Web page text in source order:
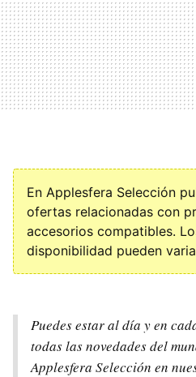
En Applesfera Selección
ofertas relacionadas con
accesorios compatibles.
disponibilidad pueden
Puedes estar al día y en
todas las novedades del
Applesfera Selección en